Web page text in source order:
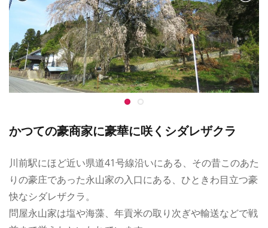
かつての豪商家に豪華に咲くシダレザクラ
川前駅にほど近い県道41号線沿いにある、その昔このあた
りの豪庄であった永山家の入口にある、ひときわ目立つ豪
快なシダレザクラ。
問屋永山家は塩や海藻、年貢米の取り次ぎや輸送などで戦